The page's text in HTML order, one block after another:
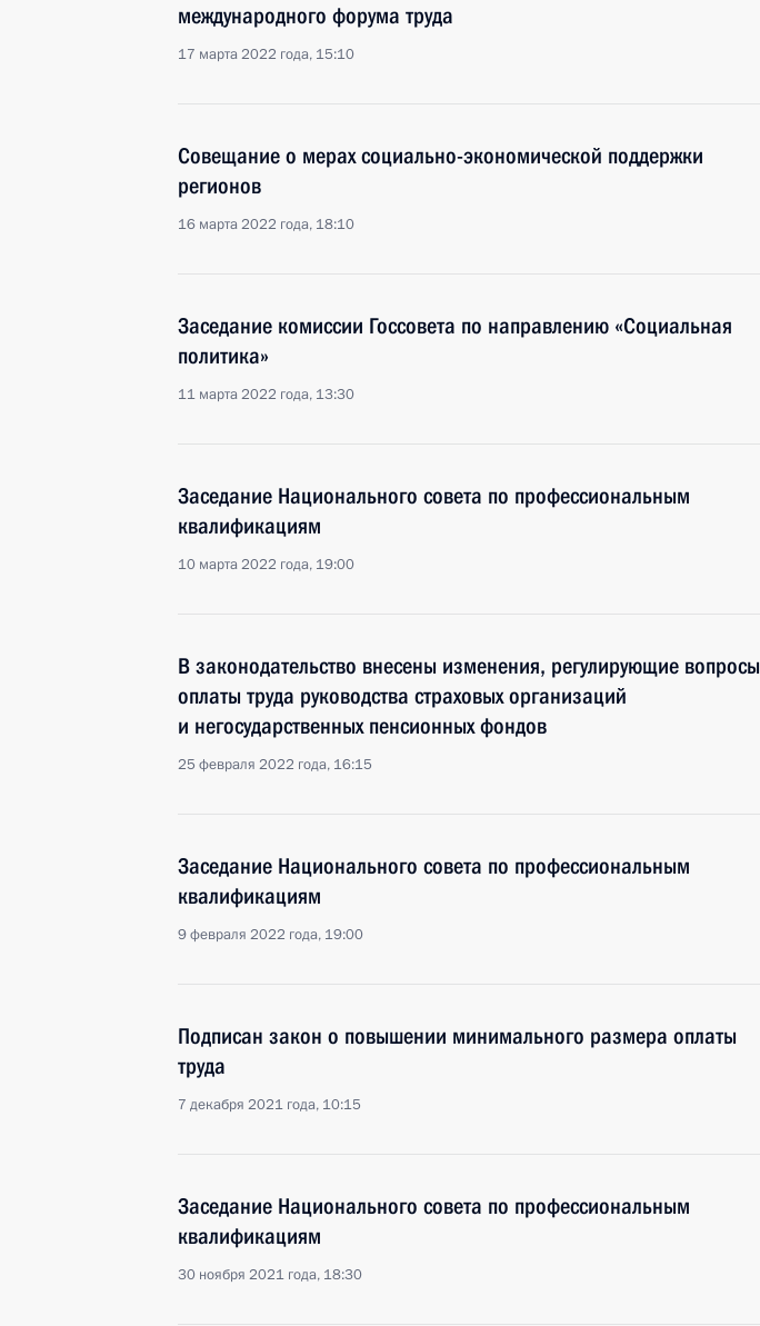
международного форума труда
17 марта 2022 года, 15:10
Совещание о мерах социально-экономической поддержки
регионов
16 марта 2022 года, 18:10
Заседание комиссии Госсовета по направлению «Социальная
политика»
11 марта 2022 года, 13:30
Заседание Национального совета по профессиональным
квалификациям
10 марта 2022 года, 19:00
В законодательство внесены изменения, регулирующие вопросы
оплаты труда руководства страховых организаций
и негосударственных пенсионных фондов
25 февраля 2022 года, 16:15
Заседание Национального совета по профессиональным
квалификациям
9 февраля 2022 года, 19:00
Подписан закон о повышении минимального размера оплаты
труда
7 декабря 2021 года, 10:15
Заседание Национального совета по профессиональным
квалификациям
30 ноября 2021 года, 18:30